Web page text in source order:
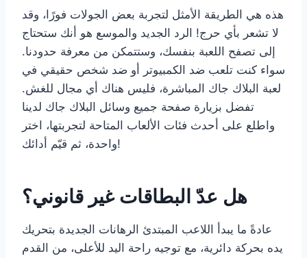
هذه هي الطريقة الأمثل لتجربة بعض الجولات فورًا، وقد
لا تشعر بأي حرج! الرد الجديد والموسع هو أنك ستحتاج
إلى تصفح اللعبة بنفسك، وستتمكن من معرفة حدودنا.
سواء كنت تلعب ضد الكمبيوتر أو ضد شخص حقيقي في
لعبة البلاك جاك المباشرة، فليس هناك أي مجال للغش.
تفضل بزيارة صفحة جميع وسائل البلاك جاك لدينا
واطلع على أحدث فئات الألعاب المتاحة لتجربتها، اختر
واحدة، ثم قيّم أدائك!
هل عدّ البطاقات غير قانوني؟
عادةً ما يبدأ اللاعب المبتدئ الرهانات الجديدة بتحريك
يده بحركة دائرية، مع توجيه راحة اليد للأعلى، من القدم